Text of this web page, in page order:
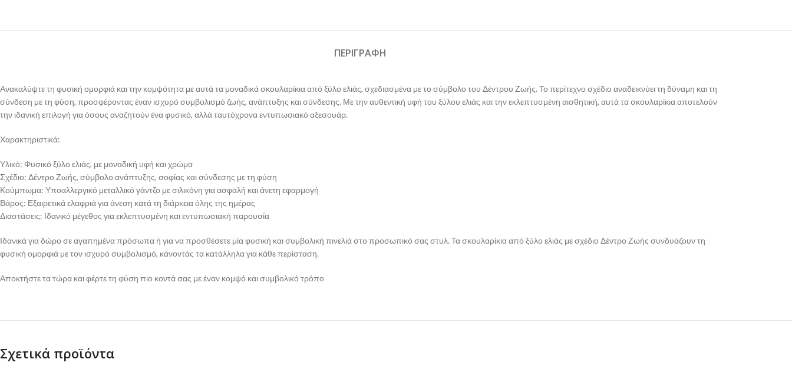
ΠΕΡΙΓΡΑΦΉ
Ανακαλύψτε τη φυσική ομορφιά και την κομψότητα με αυτά τα μοναδικά σκουλαρίκια από ξύλο ελιάς, σχεδιασμένα με το σύμβολο του Δέντρου Ζωής. Το περίτεχνο σχέδιο αναδεικνύει τη δύναμη και τη
σύνδεση με τη φύση, προσφέροντας έναν ισχυρό συμβολισμό ζωής, ανάπτυξης και σύνδεσης. Με την αυθεντική υφή του ξύλου ελιάς και την εκλεπτυσμένη αισθητική, αυτά τα σκουλαρίκια αποτελούν
την ιδανική επιλογή για όσους αναζητούν ένα φυσικό, αλλά ταυτόχρονα εντυπωσιακό αξεσουάρ.
Χαρακτηριστικά:
Υλικό: Φυσικό ξύλο ελιάς, με μοναδική υφή και χρώμα
Σχέδιο: Δέντρο Ζωής, σύμβολο ανάπτυξης, σοφίας και σύνδεσης με τη φύση
Κούμπωμα: Υποαλλεργικό μεταλλικό γάντζο με σιλικόνη για ασφαλή και άνετη εφαρμογή
Βάρος: Εξαιρετικά ελαφριά για άνεση κατά τη διάρκεια όλης της ημέρας
Διαστάσεις: Ιδανικό μέγεθος για εκλεπτυσμένη και εντυπωσιακή παρουσία
Ιδανικά για δώρο σε αγαπημένα πρόσωπα ή για να προσθέσετε μία φυσική και συμβολική πινελιά στο προσωπικό σας στυλ. Τα σκουλαρίκια από ξύλο ελιάς με σχέδιο Δέντρο Ζωής συνδυάζουν τη
φυσική ομορφιά με τον ισχυρό συμβολισμό, κάνοντάς τα κατάλληλα για κάθε περίσταση.
Αποκτήστε τα τώρα και φέρτε τη φύση πιο κοντά σας με έναν κομψό και συμβολικό τρόπο
Σχετικά προϊόντα